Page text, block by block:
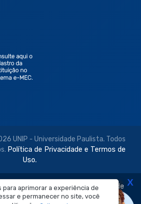
para aprimorar a experiência de
e permanecer no site, você
UNIP - Universidade Paulista. Todos
Política de Privacidade e Termos de
Uso.
disponibilizadas neste site são de
do Sistema de Ensino Objetivo e
X